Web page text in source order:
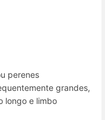
perenes
grandes,
longo e limbo